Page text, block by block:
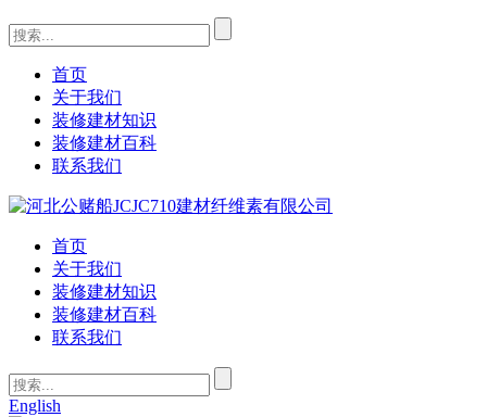
首页
关于我们
装修建材知识
装修建材百科
联系我们
首页
关于我们
装修建材知识
装修建材百科
联系我们
English